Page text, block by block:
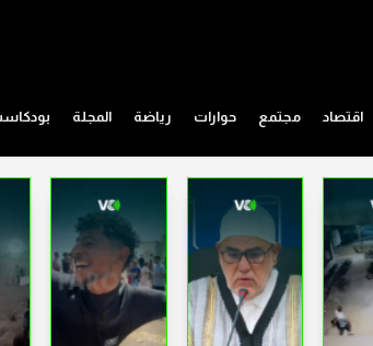
اقتصاد مجتمع حوارات رياضة المجلة